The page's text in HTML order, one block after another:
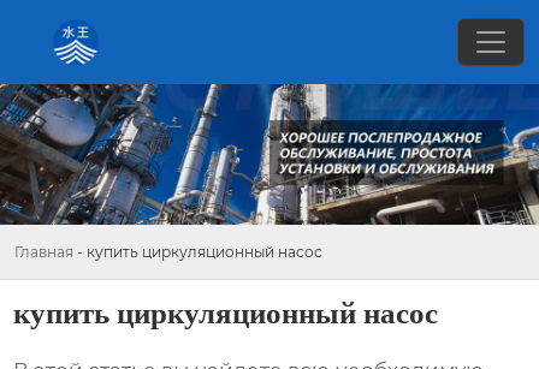
Главная - купить циркуляционный насос
купить циркуляционный насос